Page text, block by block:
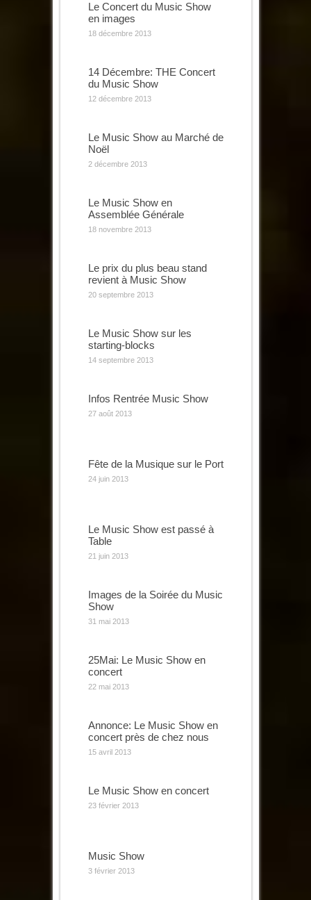
Le Concert du Music Show
en images
18 décembre 2013
14 Décembre: THE Concert
du Music Show
12 décembre 2013
Le Music Show au Marché de
Noël
2 décembre 2013
Le Music Show en
Assemblée Générale
18 novembre 2013
Le prix du plus beau stand
revient à Music Show
20 septembre 2013
Le Music Show sur les
starting-blocks
14 septembre 2013
Infos Rentrée Music Show
27 août 2013
Fête de la Musique sur le Port
24 juin 2013
Le Music Show est passé à
Table
21 juin 2013
Images de la Soirée du Music
Show
31 mai 2013
25Mai: Le Music Show en
concert
22 mai 2013
Annonce: Le Music Show en
concert près de chez nous
15 avril 2013
Le Music Show en concert
23 février 2013
Music Show
3 février 2013